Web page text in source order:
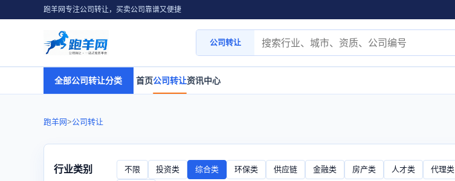
跑羊网专注公司转让，买卖公司靠谱又便捷
公司转让
全部公司转让分类 首页公司转让资讯中心
跑羊网>公司转让
行业类别 不限 投资类 综合类 环保类 供应链 金融类 房产类 人才类 代理类